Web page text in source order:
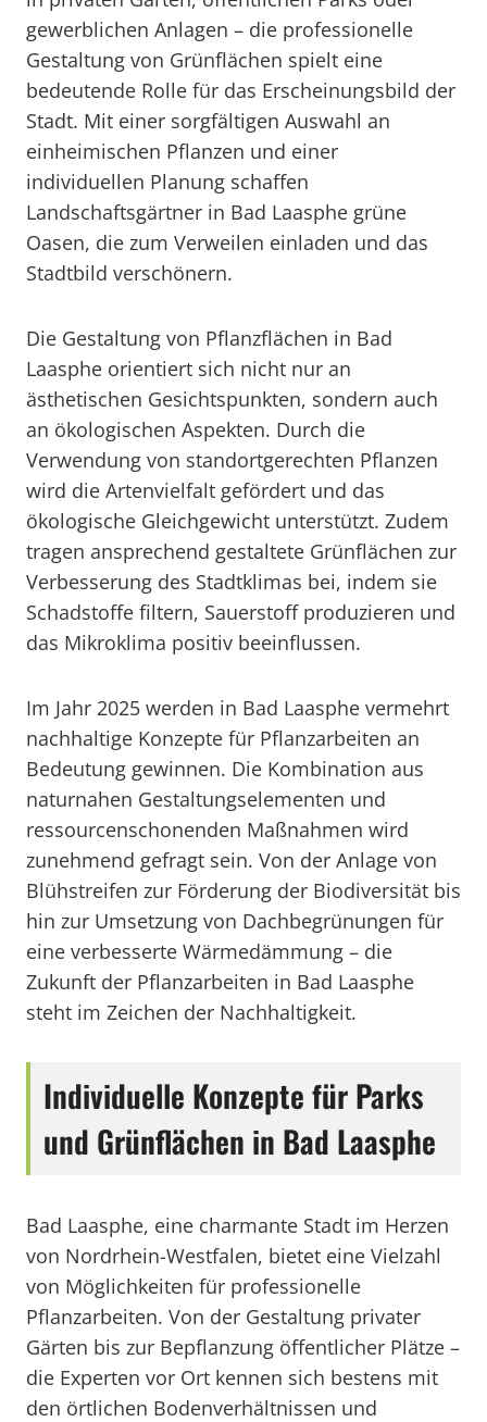
gewerblichen Anlagen – die professionelle
Gestaltung von Grünflächen spielt eine
bedeutende Rolle für das Erscheinungsbild der
Stadt. Mit einer sorgfältigen Auswahl an
einheimischen Pflanzen und einer
individuellen Planung schaffen
Landschaftsgärtner in Bad Laasphe grüne
Oasen, die zum Verweilen einladen und das
Stadtbild verschönern.
Die Gestaltung von Pflanzflächen in Bad
Laasphe orientiert sich nicht nur an
ästhetischen Gesichtspunkten, sondern auch
an ökologischen Aspekten. Durch die
Verwendung von standortgerechten Pflanzen
wird die Artenvielfalt gefördert und das
ökologische Gleichgewicht unterstützt. Zudem
tragen ansprechend gestaltete Grünflächen zur
Verbesserung des Stadtklimas bei, indem sie
Schadstoffe filtern, Sauerstoff produzieren und
das Mikroklima positiv beeinflussen.
Im Jahr 2025 werden in Bad Laasphe vermehrt
nachhaltige Konzepte für Pflanzarbeiten an
Bedeutung gewinnen. Die Kombination aus
naturnahen Gestaltungselementen und
ressourcenschonenden Maßnahmen wird
zunehmend gefragt sein. Von der Anlage von
Blühstreifen zur Förderung der Biodiversität bis
hin zur Umsetzung von Dachbegrünungen für
eine verbesserte Wärmedämmung – die
Zukunft der Pflanzarbeiten in Bad Laasphe
steht im Zeichen der Nachhaltigkeit.
Individuelle Konzepte für Parks
und Grünflächen in Bad Laasphe
Bad Laasphe, eine charmante Stadt im Herzen
von Nordrhein-Westfalen, bietet eine Vielzahl
von Möglichkeiten für professionelle
Pflanzarbeiten. Von der Gestaltung privater
Gärten bis zur Bepflanzung öffentlicher Plätze –
die Experten vor Ort kennen sich bestens mit
den örtlichen Bodenverhältnissen und